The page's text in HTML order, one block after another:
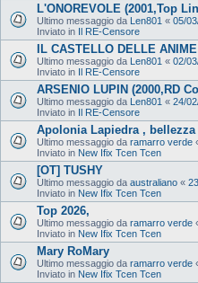
L'ONOREVOLE (2001,Top
Ultimo messaggio da Len801 « 05/
Inviato in Il RE-Censore
IL CASTELLO DELLE ANIME
Ultimo messaggio da Len801 « 02/
Inviato in Il RE-Censore
ARSENIO LUPIN (2000,RD
Ultimo messaggio da Len801 « 24/
Inviato in Il RE-Censore
Apolonia Lapiedra ,
Ultimo messaggio da ramarro verde
Inviato in New Ifix Tcen Tcen
[OT] TUSHY
Ultimo messaggio da australiano «
Inviato in New Ifix Tcen Tcen
Top 2026,
Ultimo messaggio da ramarro verde
Inviato in New Ifix Tcen Tcen
Mary RoMary
Ultimo messaggio da ramarro verde
Inviato in New Ifix Tcen Tcen